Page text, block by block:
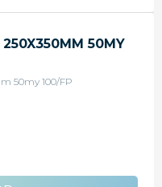
250X350MM 50MY
50my 100/FP